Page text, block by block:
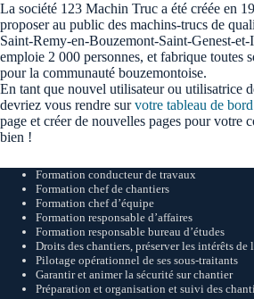
La société 123 Machin Truc a été créée en
proposer au public des machins-trucs de
Saint-Remy-en-Bouzemont-Saint-Genest-
emploie 2 000 personnes, et fabrique toutes
pour la communauté bouzemontoise.
En tant que nouvel utilisateur ou utilisatrice
devriez vous rendre survotre tableau de bord
page et créer de nouvelles pages pour votre
bien !
Formation conducteur de travaux
Formation chef de chantiers
Formation chef d’équipe
Formation responsable d’affaires
Formation responsable bureau d’études
Droits des chantiers, préserver les intérêts de
Pilotage opérationnel de ses sous-traitants
Garantir et animer la sécurité sur chantier
Préparation et organisation et suivi des